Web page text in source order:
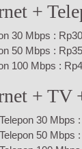
+
30 Mbps :
50 Mbps :
100 Mbps :
+ TV
30 Mbps
50 Mbps